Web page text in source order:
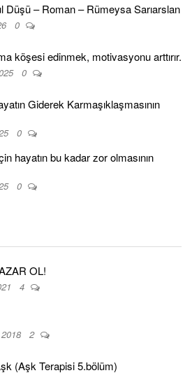
Düşü – Roman – Rümeysa Sarıarslan
0
köşesi edinmek, motivasyonu arttırır.
0
Giderek Karmaşıklaşmasının
0
hayatın bu kadar zor olmasının
0
OL!
4
2
(Aşk Terapisi 5.bölüm)